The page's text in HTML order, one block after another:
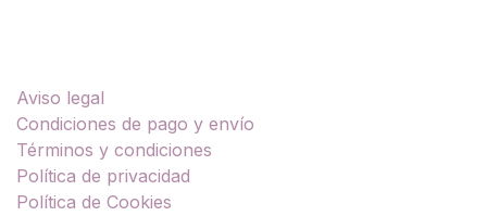
Aviso legal
Condiciones de pago y envío
Términos y condiciones
Política de privacidad
Política de Cookies